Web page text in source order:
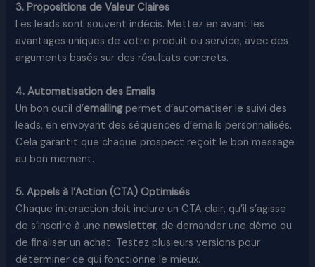
3. Propositions de Valeur Claires
Les leads sont souvent indécis. Mettez en avant les
avantages uniques de votre produit ou service, avec des
arguments basés sur des résultats concrets.
4. Automatisation des Emails
Un bon outil d’emailingpermet d’automatiser le suivi des
leads, en envoyant des séquences d’emails personnalisés.
Cela garantit que chaque prospect reçoit le bon message
au bon moment.
5. Appels à l’Action (CTA) Optimisés
Chaque interaction doit inclure un CTA clair, qu’il s’agisse
de s’inscrire à unenewsletter, de demander une démo ou
de finaliser un achat. Testez plusieurs versions pour
déterminer ce qui fonctionne le mieux.